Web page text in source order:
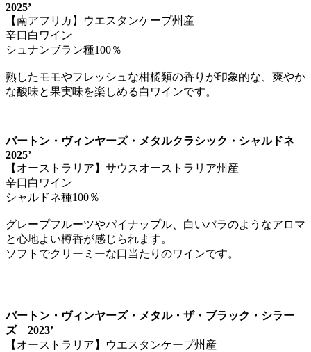
2025’
【南アフリカ】ウエスタンケープ州産
辛口白ワイン
シュナンブラン種100％
熟したモモやフレッシュな柑橘類の香りが印象的な、爽やか
な酸味と果実味を楽しめる白ワインです。
バートン・ヴィンヤーズ・メタルクラシック・シャルドネ
2025’
【オーストラリア】サウスオーストラリア州産
辛口白ワイン
シャルドネ種100％
グレープフルーツやパイナップル、白いバラのようなアロマ
と心地よい樽香が感じられます。
ソフトでクリーミーな口当たりのワインです。
バートン・ヴィンヤーズ・メタル・ザ・ブラック・シラー
ズ 2023’
【オーストラリア】ウエスタンケープ州産